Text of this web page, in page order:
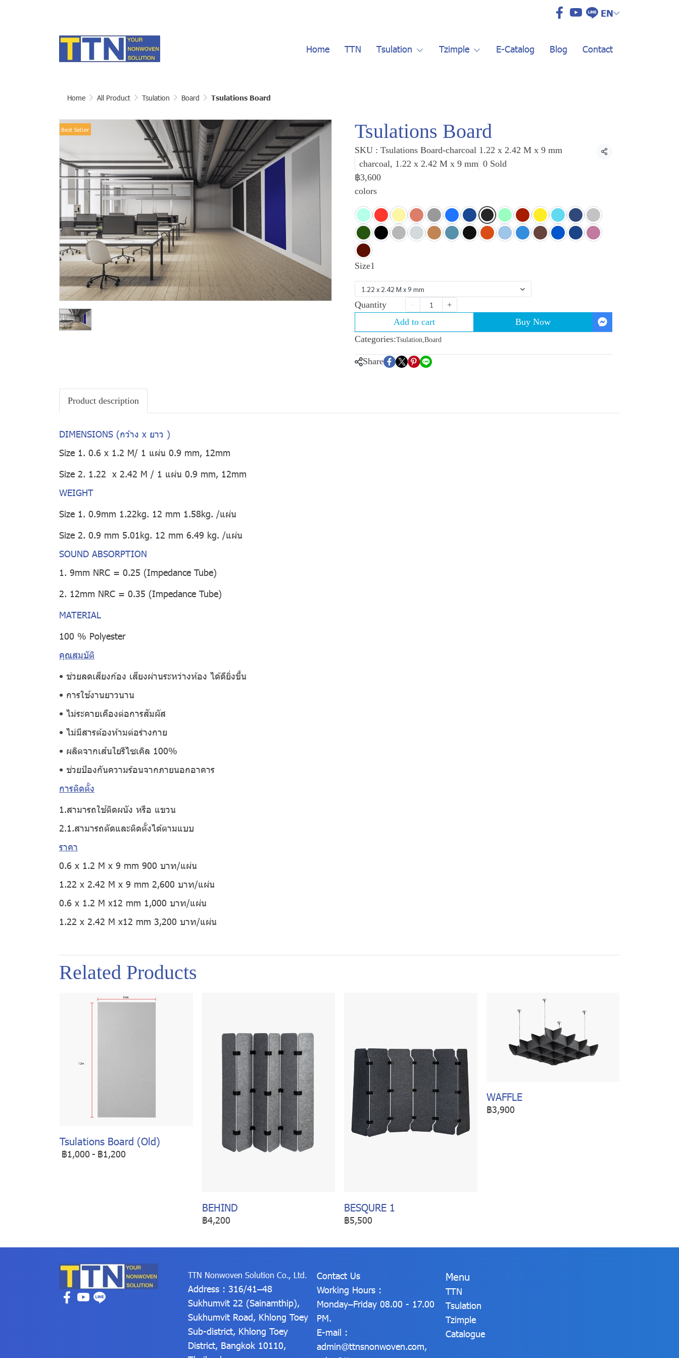
EN
Home TTN Tsulation Tzimple E-Catalog Blog Contact
Home All Product Tsulation Board Tsulations Board
Best Seller Tsulations Board
SKU : Tsulations Board-charcoal 1.22 x 2.42 M x 9 mm
charcoal, 1.22 x 2.42 M x 9 mm 0 Sold
Share
฿3,600
colors
Size1
1.22 x 2.42 M x 9 mm
Quantity
Add to cart
Buy Now
Categories:Tsulation,Board
Share
Product description
DIMENSIONS (กว้าง x ยาว )
Size 1. 0.6 x 1.2 M/ 1 แผ่น 0.9 mm, 12mm
Size 2. 1.22 x 2.42 M / 1 แผ่น 0.9 mm, 12mm
WEIGHT
Size 1. 0.9mm 1.22kg. 12 mm 1.58kg. /แผ่น
Size 2. 0.9 mm 5.01kg. 12 mm 6.49 kg. /แผ่น
SOUND ABSORPTION
1. 9mm NRC = 0.25 (Impedance Tube)
2. 12mm NRC = 0.35 (Impedance Tube)
MATERIAL
100 % Polyester
คุณสมบัติ
• ช่วยลดเสียงก้อง เสียงผ่านระหว่างห้อง ได้ดียิ่งขึ้น
• การใช้งานยาวนาน
• ไม่ระคายเคืองต่อการสัมผัส
• ไม่มีสารต้องห้ามต่อร่างกาย
• ผลิตจากเส้นใยรีไซเคิล 100%
• ช่วยป้องกันความร้อนจากภายนอกอาคาร
การติดตั้ง
1.สามารถใช้ติดผนัง หรือ แขวน
2.1.สามารถตัดและติดตั้งได้ตามแบบ
ราคา
0.6 x 1.2 M x 9 mm 900 บาท/แผ่น
1.22 x 2.42 M x 9 mm 2,600 บาท/แผ่น
0.6 x 1.2 M x12 mm 1,000 บาท/แผ่น
1.22 x 2.42 M x12 mm 3,200 บาท/แผ่น
Related Products
Tsulations Board (Old)
฿1,000 - ฿1,200
BEHIND
฿4,200
BESQURE 1
฿5,500
WAFFLE
฿3,900
TTN Nonwoven Solution Co., Ltd.
Address : 316/41–48
Sukhumvit 22 (Sainamthip),
Sukhumvit Road, Khlong Toey
Sub-district, Khlong Toey
District, Bangkok 10110,
Contact Us
Working Hours :
Monday–Friday 08.00 - 17.00
PM.
E-mail :
admin@ttnsnonwoven.com,
Menu
TTN
Tsulation
Tzimple
Catalogue